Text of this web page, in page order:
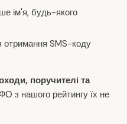
ім'я, будь-якого
SMS-коду
поручителі та
з нашого рейтингу їх не